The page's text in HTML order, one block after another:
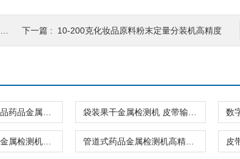
下一篇 : 10-200克化妆品原料粉末定量分装机高精度